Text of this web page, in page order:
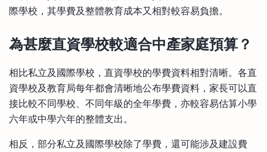
際學校，其學費及整體教育成本又相對較容易負擔。
為甚麼直資學校較適合中產家庭預算？
相比私立及國際學校，直資學校的學費資料相對清晰。各直
資學校及教育局每年都會清晰地公布學費資料，家長可以直
接比較不同學校、不同年級的全年學費，亦較容易估算小學
六年或中學六年的整體支出。
相反，部分私立及國際學校除了學費，還可能涉及建設費